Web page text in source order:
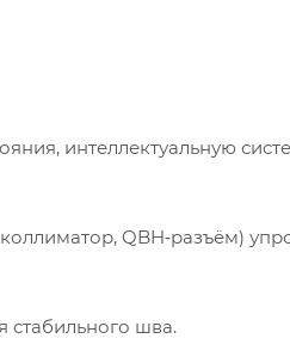
интеллектуальную
QBH‑разъём)
стабильного шва.